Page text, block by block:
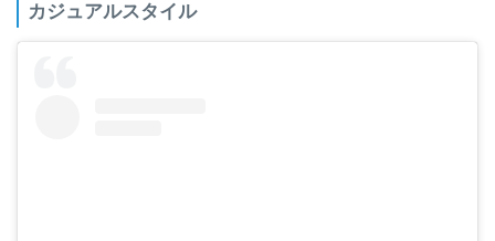
カジュアルスタイル